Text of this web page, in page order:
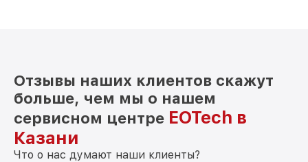
Отзывы наших клиентов скажут
больше, чем мы о нашем
сервисном центре EOTech в
Казани
Что о нас думают наши клиенты?